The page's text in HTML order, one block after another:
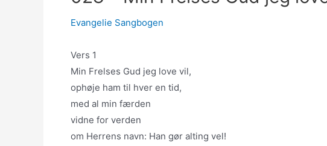
Evangelie Sangbogen
Vers 1
Min Frelses Gud jeg love vil,
ophøje ham til hver en tid,
med al min færden
vidne for verden
om Herrens navn: Han gør alting vel!